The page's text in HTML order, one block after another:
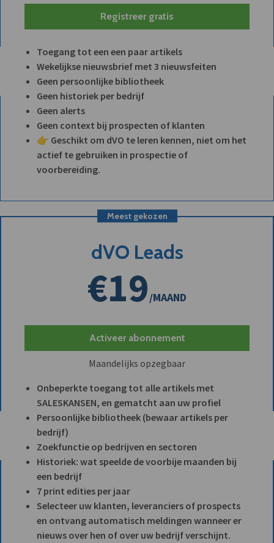
Registreer gratis
Toegang tot een een paar artikels
Wekelijkse nieuwsbrief met 3 nieuwsfeiten
Geen persoonlijke bibliotheek
Geen historiek per bedrijf
Geen alerts
Geen context bij prospecten of klanten
👉 Geschikt om dVO te leren kennen, niet om het
actief te gebruiken in prospectie of
voorbereiding.
Meest gekozen
dVO Leads
€19/MAAND
Activeer abonnement
Maandelijks opzegbaar
Onbeperkte toegang tot alle artikels met
SALESKANSEN, en gematcht aan uw profiel
Persoonlijke bibliotheek (bewaar artikels per
bedrijf)
Zoekfunctie op bedrijven en sectoren
Historiek: wat speelde de voorbije maanden bij
een bedrijf
7 print edities per jaar
Selecteer uw klanten, leveranciers of prospects
en ontvang automatisch meldingen wanneer er
nieuws over hen of over uw bedrijf verschijnt.